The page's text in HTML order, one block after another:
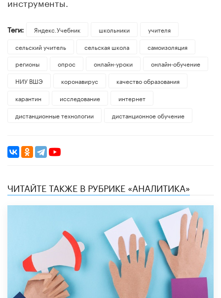
Теги: Яндекс.Учебник школьники
учителя
сельский учитель
сельская школа
самоизоляция
регионы
опрос онлайн-уроки
онлайн-обучение
НИУ ВШЭ
коронавирус
качество образования
карантин
исследование
интернет
дистанционные технологии
дистанционное обучение
ЧИТАЙТЕ ТАКЖЕ В РУБРИКЕ «АНАЛИТИКА»